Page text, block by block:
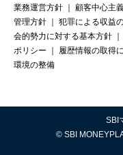
業務運営方針
顧客中心主
管理方針
犯罪による収益
会的勢力に対する基本方針
ポリシー
履歴情報の取得
環境の整備
SBI
© SBI